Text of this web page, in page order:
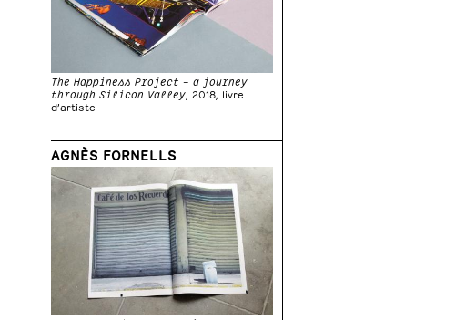
The Happiness Project – a journey
through Silicon Valley , 2018, livre
d’artiste
AGNÈS FORNELLS